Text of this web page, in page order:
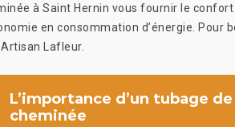
à Saint Hernin vous fournir le confort
en consommation d’énergie. Pour
Lafleur.
L’importance d’un tubage de
cheminée